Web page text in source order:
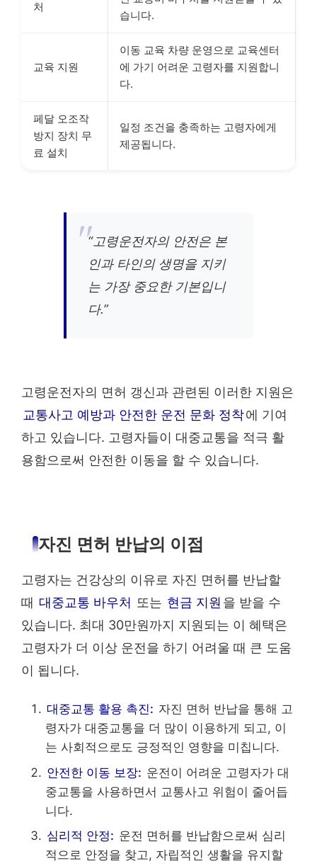
처
습니다.
교육 지원
이동 교육 차량 운영으로 교육센터
에 가기 어려운 고령자를 지원합니
다.
페달 오조작
방지 장치 무
료 설치
일정 조건을 충족하는 고령자에게
제공됩니다.
“고령운전자의 안전은 본
인과 타인의 생명을 지키
는 가장 중요한 기본입니
다.”
고령운전자의 면허 갱신과 관련된 이러한 지원은
교통사고 예방과 안전한 운전 문화 정착에 기여
하고 있습니다. 고령자들이 대중교통을 적극 활
용함으로써 안전한 이동을 할 수 있습니다.
자진 면허 반납의 이점
고령자는 건강상의 이유로 자진 면허를 반납할
때 대중교통 바우처 또는 현금 지원 을 받을 수
있습니다. 최대 30만원까지 지원되는 이 혜택은
고령자가 더 이상 운전을 하기 어려울 때 큰 도움
이 됩니다.
대중교통 활용 촉진: 자진 면허 반납을 통해 고
령자가 대중교통을 더 많이 이용하게 되고, 이
는 사회적으로도 긍정적인 영향을 미칩니다.
안전한 이동 보장: 운전이 어려운 고령자가 대
중교통을 사용하면서 교통사고 위험이 줄어듭
니다.
심리적 안정: 운전 면허를 반납함으로써 심리
적으로 안정을 찾고, 자립적인 생활을 유지할